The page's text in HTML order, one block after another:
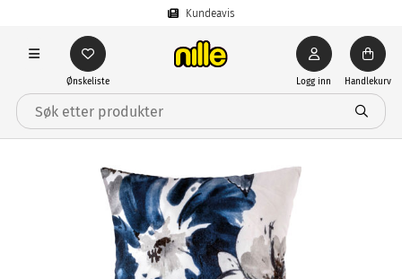
Kundeavis
Ønskeliste Logg inn Handlekurv